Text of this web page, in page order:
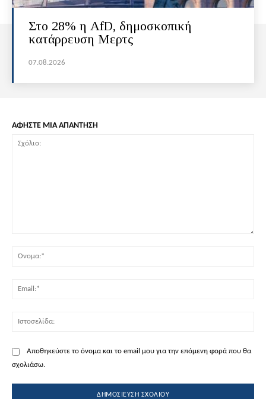
Στο 28% η AfD, δημοσκοπική
κατάρρευση Μερτς
07.08.2026
ΑΦΗΣΤΕ ΜΙΑ ΑΠΑΝΤΗΣΗ
Αποθηκεύστε το όνομα και το email μου για την επόμενη φορά που θα
σχολιάσω.